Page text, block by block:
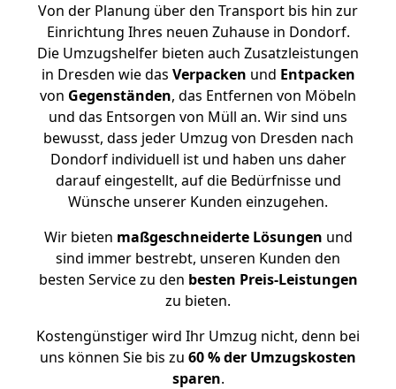
Von der Planung über den Transport bis hin zur
Einrichtung Ihres neuen Zuhause in Dondorf.
Die Umzugshelfer bieten auch Zusatzleistungen
in Dresden wie das Verpacken und Entpacken
von Gegenständen, das Entfernen von Möbeln
und das Entsorgen von Müll an. Wir sind uns
bewusst, dass jeder Umzug von Dresden nach
Dondorf individuell ist und haben uns daher
darauf eingestellt, auf die Bedürfnisse und
Wünsche unserer Kunden einzugehen.
Wir bieten maßgeschneiderte Lösungen und
sind immer bestrebt, unseren Kunden den
besten Service zu den besten Preis-Leistungen
zu bieten.
Kostengünstiger wird Ihr Umzug nicht, denn bei
uns können Sie bis zu 60 % der Umzugskosten
sparen.